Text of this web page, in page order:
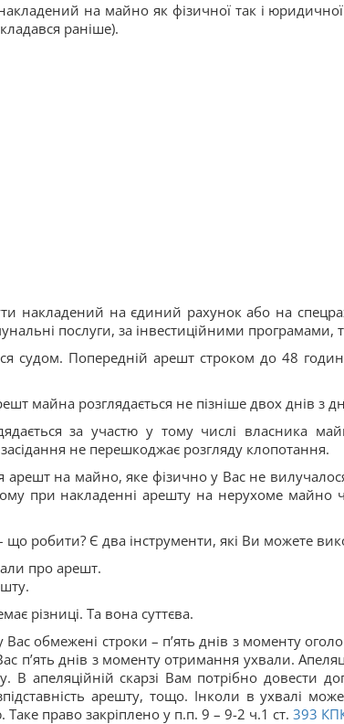
на майно як фізичної так і
раніше).
накладений на єдиний рахунок або на
послуги, за інвестиційними програмами,
судом. Попередній арешт строком до 48
майна розглядається не пізніше двох днів з
за участю у тому числі власника
не перешкоджає розгляду клопотання.
арешт на майно, яке фізично у Вас не
при накладенні арешту на нерухоме майно
робити? Є два інструменти, які Ви можете
про арешт.
різниці. Та вона суттєва.
обмежені строки – п’ять днів з моменту
п’ять днів з моменту отримання ухвали.
В апеляційній скарзі Вам потрібно довести
арешту, тощо. Інколи в ухвалі
Таке право закріплено у п.п. 9 – 9-2 ч.1 ст. 393